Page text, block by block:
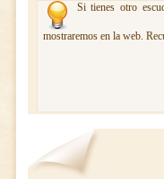
Si tienes otro
mostraremos en la web.